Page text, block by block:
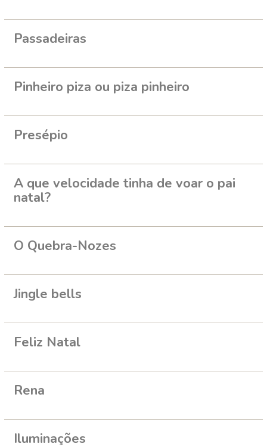
Passadeiras
Pinheiro piza ou piza pinheiro
Presépio
A que velocidade tinha de voar o pai
natal?
O Quebra-Nozes
Jingle bells
Feliz Natal
Rena
Iluminações